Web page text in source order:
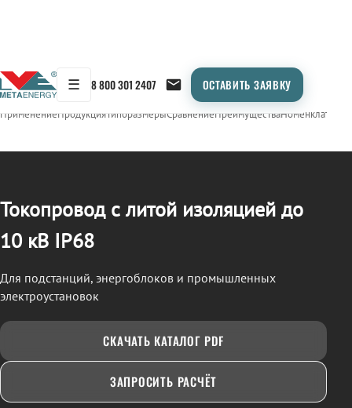
☰ 8 800 301 2407 ОСТАВИТЬ ЗАЯВКУ
← Продукция/ТОКОПРОВОД
ПрименениеПродукцияТипоразмерыСравнениеПреимуществаНоменклатура
Токопровод с литой изоляцией до
10 кВ IP68
Для подстанций, энергоблоков и промышленных
электроустановок
СКАЧАТЬ КАТАЛОГ PDF
ЗАПРОСИТЬ РАСЧЁТ